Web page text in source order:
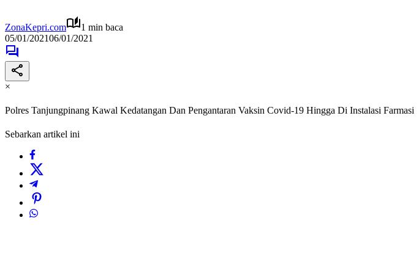
ZonaKepri.com
1 min baca
05/01/202106/01/2021
×
Polres Tanjungpinang Kawal Kedatangan Dan Pengantaran Vaksin Covid-19 Hingga Di Instalasi Farmasi
Sebarkan artikel ini